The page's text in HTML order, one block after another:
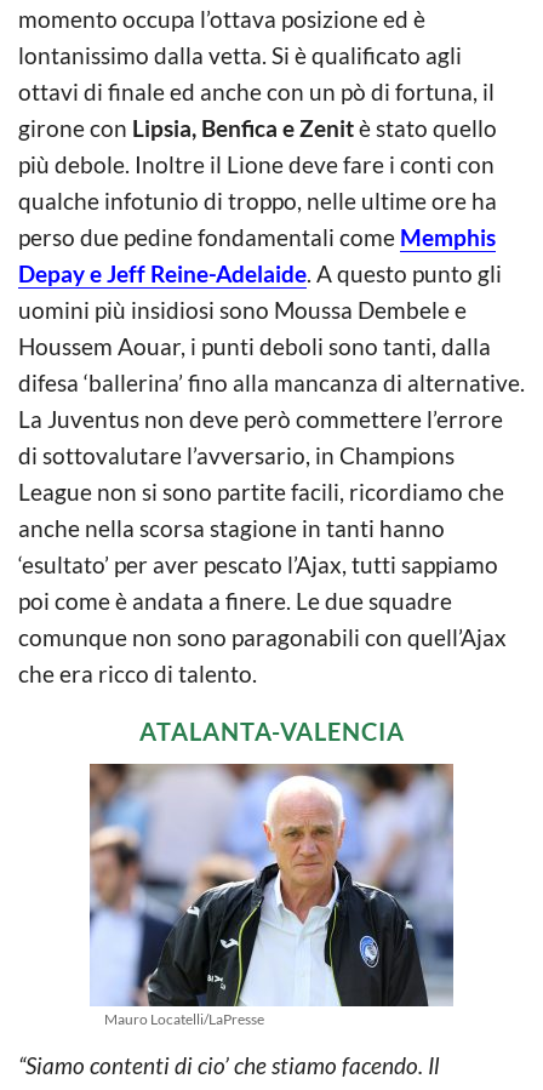
momento occupa l’ottava posizione ed è
lontanissimo dalla vetta. Si è qualificato agli
ottavi di finale ed anche con un pò di fortuna, il
girone con Lipsia, Benfica e Zenitè stato quello
più debole. Inoltre il Lione deve fare i conti con
qualche infotunio di troppo, nelle ultime ore ha
perso due pedine fondamentali come Memphis
Depay e Jeff Reine-Adelaide. A questo punto gli
uomini più insidiosi sono Moussa Dembele e
Houssem Aouar, i punti deboli sono tanti, dalla
difesa ‘ballerina’ fino alla mancanza di alternative.
La Juventus non deve però commettere l’errore
di sottovalutare l’avversario, in Champions
League non si sono partite facili, ricordiamo che
anche nella scorsa stagione in tanti hanno
‘esultato’ per aver pescato l’Ajax, tutti sappiamo
poi come è andata a finere. Le due squadre
comunque non sono paragonabili con quell’Ajax
che era ricco di talento.
ATALANTA-VALENCIA
Mauro Locatelli/LaPresse
“Siamo contenti di cio’ che stiamo facendo. Il